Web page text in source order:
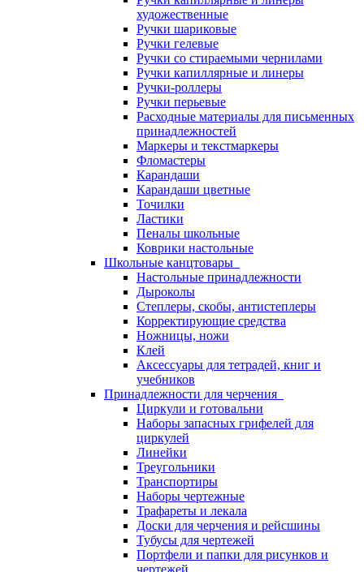
художественные
Ручки шариковые
Ручки гелевые
Ручки со стираемыми чернилами
Ручки капиллярные и линеры
Ручки-роллеры
Ручки перьевые
Расходные материалы для письменных
принадлежностей
Маркеры и текстмаркеры
Фломастеры
Карандаши
Карандаши цветные
Точилки
Ластики
Пеналы школьные
Коврики настольные
Школьные канцтовары
Настольные принадлежности
Дыроколы
Степлеры, скобы, антистеплеры
Корректирующие средства
Ножницы, ножи
Клей
Аксессуары для тетрадей, книг и
учебников
Принадлежности для черчения
Циркули и готовальни
Наборы запасных грифелей для
циркулей
Линейки
Треугольники
Транспортиры
Наборы чертежные
Трафареты и лекала
Доски для черчения и рейсшины
Тубусы для чертежей
Портфели и папки для рисунков и
чертежей